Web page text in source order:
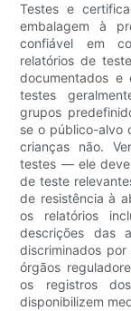
Testes e
embalagem à
confiável em
relatórios de
documentados e
testes
grupos
se o público-alvo
crianças não.
testes — ele deve
de teste
de resistência à
os relatórios
descrições das
discriminados
órgãos
os registros
disponibilizem